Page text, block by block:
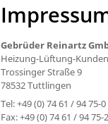
Gebrüder Reinartz
Heizung-Lüftung-
Trossinger Straße 9
78532 Tuttlingen
Tel: +49 (0) 74 61 / 94 75-0
Fax: +49 (0) 74 61 / 94 75-